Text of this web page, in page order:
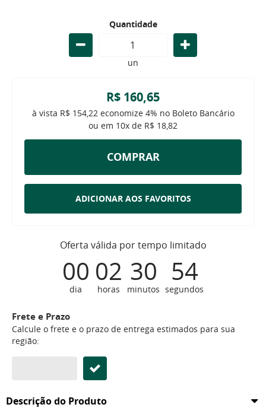
Quantidade
un
R$ 160,65
à vista R$ 154,22economize 4% no Boleto Bancário
ou em 10x de R$ 18,82
COMPRAR
ADICIONAR AOS FAVORITOS
Oferta válida por tempo limitado
00
dia
02
horas
30
minutos
54
segundos
Frete e Prazo
Calcule o frete e o prazo de entrega estimados para sua
região:
Descrição do Produto